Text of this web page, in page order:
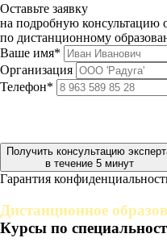
Оставьте заявку
на подробную консультацию
по дистанционному
Ваше имя*
Организация
Телефон*
Получить консультацию
в течение 5 минут
Гарантия
Дистанционное
Курсы по